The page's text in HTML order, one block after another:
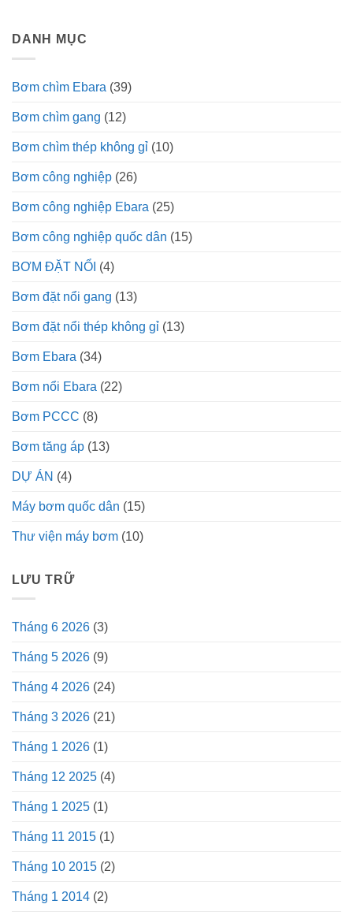
DANH MỤC
Bơm chìm Ebara (39)
Bơm chìm gang (12)
Bơm chìm thép không gỉ (10)
Bơm công nghiệp (26)
Bơm công nghiệp Ebara (25)
Bơm công nghiệp quốc dân (15)
BƠM ĐẶT NỔI (4)
Bơm đặt nổi gang (13)
Bơm đặt nổi thép không gỉ (13)
Bơm Ebara (34)
Bơm nổi Ebara (22)
Bơm PCCC (8)
Bơm tăng áp (13)
DỰ ÁN (4)
Máy bơm quốc dân (15)
Thư viện máy bơm (10)
LƯU TRỮ
Tháng 6 2026 (3)
Tháng 5 2026 (9)
Tháng 4 2026 (24)
Tháng 3 2026 (21)
Tháng 1 2026 (1)
Tháng 12 2025 (4)
Tháng 1 2025 (1)
Tháng 11 2015 (1)
Tháng 10 2015 (2)
Tháng 1 2014 (2)